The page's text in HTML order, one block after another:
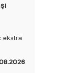
ekstra